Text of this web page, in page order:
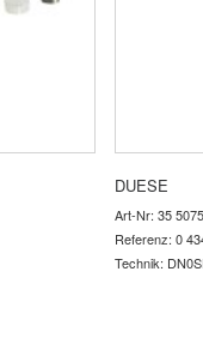
DUESE
Art-Nr: 35 5075
Referenz: 0
Technik: